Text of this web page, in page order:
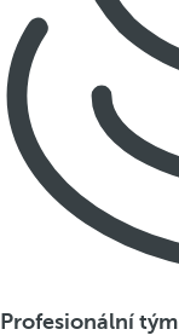
Profesionální tým